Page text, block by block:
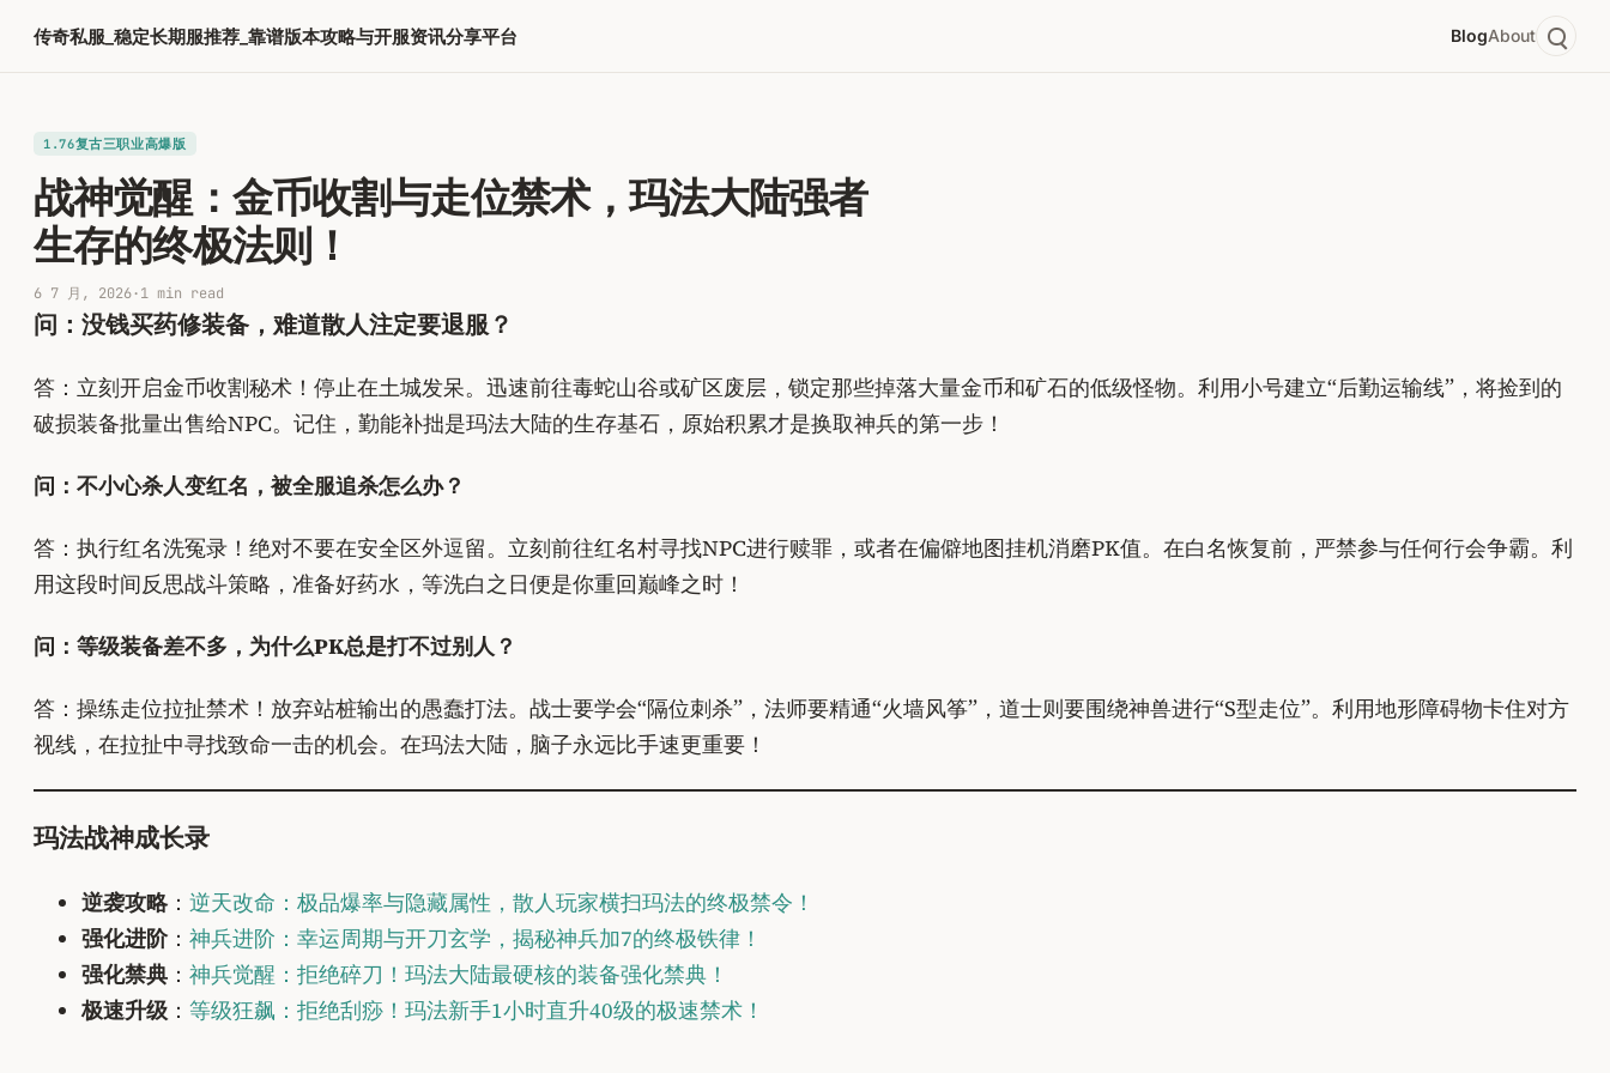
传奇私服_稳定长期服推荐_靠谱版本攻略与开服资讯分享平台 BlogAbout
1.76复古三职业高爆版
战神觉醒：金币收割与走位禁术，玛法大陆强者
生存的终极法则！
6 7 月, 2026·1 min read
问：没钱买药修装备，难道散人注定要退服？
答：立刻开启金币收割秘术！停止在土城发呆。迅速前往毒蛇山谷或矿区废层，锁定那些掉落大量金币和矿石的低级怪物。利用小号建立“后勤运输线”，将捡到的
破损装备批量出售给NPC。记住，勤能补拙是玛法大陆的生存基石，原始积累才是换取神兵的第一步！
问：不小心杀人变红名，被全服追杀怎么办？
答：执行红名洗冤录！绝对不要在安全区外逗留。立刻前往红名村寻找NPC进行赎罪，或者在偏僻地图挂机消磨PK值。在白名恢复前，严禁参与任何行会争霸。利
用这段时间反思战斗策略，准备好药水，等洗白之日便是你重回巅峰之时！
问：等级装备差不多，为什么PK总是打不过别人？
答：操练走位拉扯禁术！放弃站桩输出的愚蠢打法。战士要学会“隔位刺杀”，法师要精通“火墙风筝”，道士则要围绕神兽进行“S型走位”。利用地形障碍物卡住对方
视线，在拉扯中寻找致命一击的机会。在玛法大陆，脑子永远比手速更重要！
玛法战神成长录
逆袭攻略 ： 逆天改命：极品爆率与隐藏属性，散人玩家横扫玛法的终极禁令！
强化进阶 ： 神兵进阶：幸运周期与开刀玄学，揭秘神兵加7的终极铁律！
强化禁典 ： 神兵觉醒：拒绝碎刀！玛法大陆最硬核的装备强化禁典！
极速升级： 等级狂飙：拒绝刮痧！玛法新手1小时直升40级的极速禁术！